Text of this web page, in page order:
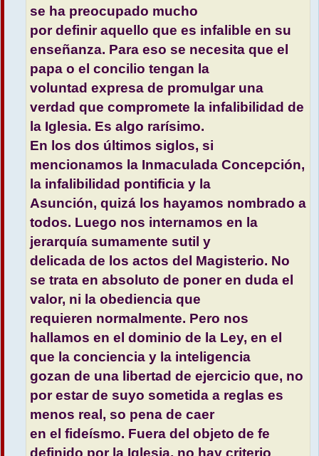
se ha preocupado mucho
por definir aquello que es infalible en su
enseñanza. Para eso se necesita que el
papa o el concilio tengan la
voluntad expresa de promulgar una
verdad que compromete la infalibilidad de
la Iglesia. Es algo rarísimo.
En los dos últimos siglos, si
mencionamos la Inmaculada Concepción,
la infalibilidad pontificia y la
Asunción, quizá los hayamos nombrado a
todos. Luego nos internamos en la
jerarquía sumamente sutil y
delicada de los actos del Magisterio. No
se trata en absoluto de poner en duda el
valor, ni la obediencia que
requieren normalmente. Pero nos
hallamos en el dominio de la Ley, en el
que la conciencia y la inteligencia
gozan de una libertad de ejercicio que, no
por estar de suyo sometida a reglas es
menos real, so pena de caer
en el fideísmo. Fuera del objeto de fe
definido por la Iglesia, no hay criterio